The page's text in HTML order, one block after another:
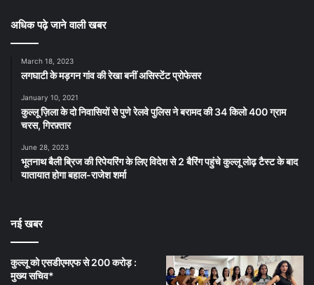
अधिक पढ़े जाने वाली खबर
March 18, 2023
लगघाटी के मड़गन गांव की रेखा बनीं असिस्टेंट प्रोफेसर
January 10, 2021
कुल्लू ज़िला के दो निवासियों से पुणे रेलवे पुलिस ने बरामद की 34 किलो 400 ग्राम
चरस, गिरफ़्तार
June 28, 2023
भूतनाथ बैली ब्रिज की रिपेयरिंग के लिए विदेश से 2 बैरिंग पहुंचे कुल्लू लोढ़ टैस्ट के बाद
यातायात होगा बहाल-राजेश शर्मा
नई खबर
कुल्लू को एसडीएमएफ से 200 करोड़ :
मुख्य सचिव*